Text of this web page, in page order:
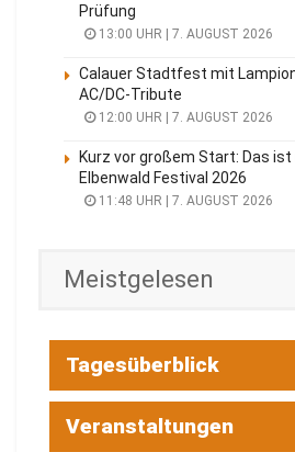
Prüfung
13:00 UHR | 7. AUGUST 2026
Calauer Stadtfest mit
AC/DC-Tribute
12:00 UHR | 7. AUGUST 2026
Kurz vor großem Start: Das ist
Elbenwald Festival 2026
11:48 UHR | 7. AUGUST 2026
Meistgelesen
Tagesüberblick
Veranstaltungen